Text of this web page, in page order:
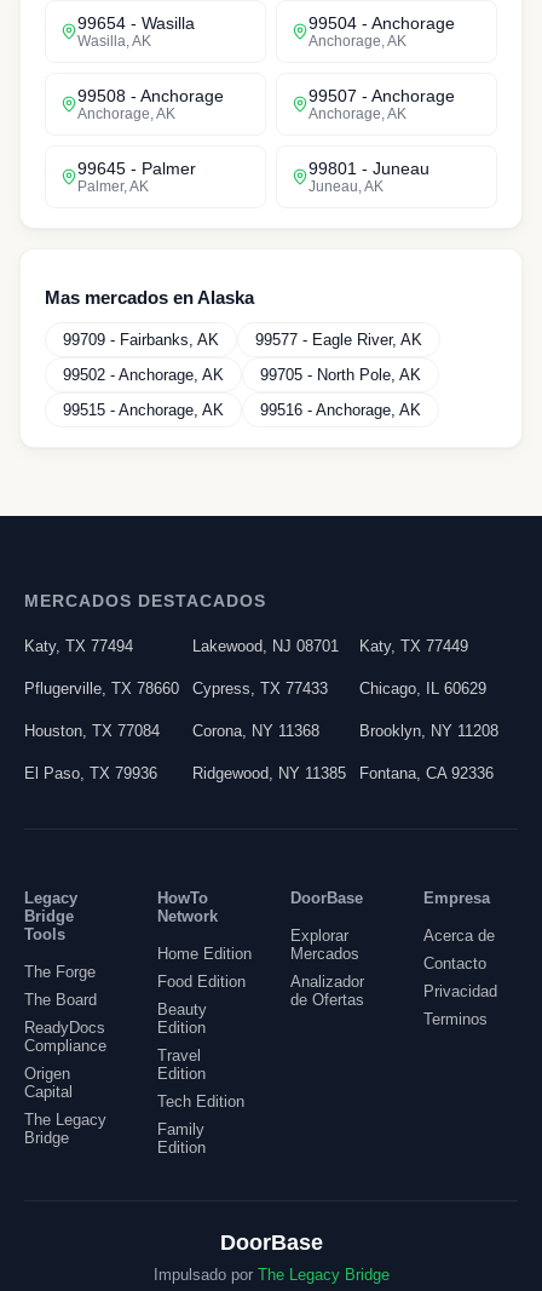
99654 - Wasilla
Wasilla AK
99504 - Anchorage
Anchorage AK
99508 - Anchorage
Anchorage AK
99507 - Anchorage
Anchorage AK
99645 - Palmer
Palmer, AK
99801 - Juneau
Juneau AK
Mas mercados enAlaska
99709 - Fairbanks AK 99577 - Eagle River, AK
99502 - Anchorage AK 99705 - North Pole AK
99515 - Anchorage AK 99516 - Anchorage AK
MERCADOS DESTACADOS
Katy, TX 77494 Lakewood, NJ 08701 Katy,TX 77449
Pflugerville TX 78660 Cypress TX 77433 Chicago IL 60629
Houston TX 77084 Corona, NY 11368 Brooklyn NY 11208
El Paso TX 79936 Ridgewood, NY 11385 Fontana ,CA 92336
Legacy
Bridge
Tools
The Forge
The Board
ReadyDocs
Compliance
Origen
Capital
The Legacy
Bridge
HowTo
Network
Home Edition
Food Edition
Beauty
Edition
Travel
Edition
Tech Edition
Family
Edition
DoorBase
Explorar
Mercados
Analizador
de Ofertas
Empresa
Acerca de
Contacto
Privacidad
Terminos
DoorBase
Impulsado por The Legacy Bridge